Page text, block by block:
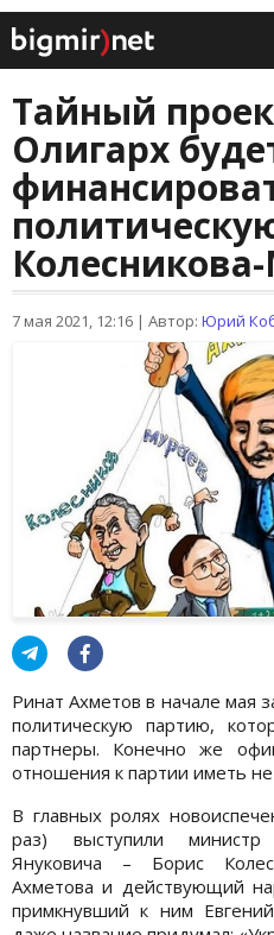
Тайный
Олигарх
7 мая 2021, 12:16 | Автор: Юрий
Ринат Ахметов в начале мая
политическую партию,
партнеры. Конечно же
отношения к партии иметь
В главных ролях
раз) выступили министр
Януковича – Борис
Ахметова и действующий
примкнувший к ним